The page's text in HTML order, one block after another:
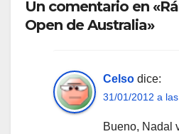
Un comentario en
Open de Australia»
Celso dice:
31/01/2012 a
Bueno, Nadal